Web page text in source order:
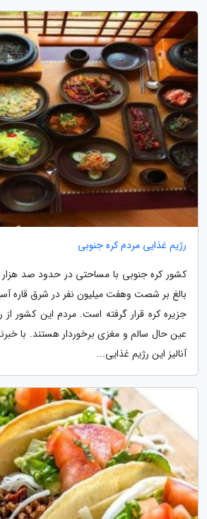
رژیم غذایی مردم کره جنوبی
کشور کره جنوبی با مساحتی در حدود صد هزار
بالغ بر شصت وهفت میلیون نفر در شرق قاره
جزیره کره قرار گرفته است. مردم این کشور
عین حال سالم و مغزی برخوردار هستند. با
آنالیز این رژیم غذایی...